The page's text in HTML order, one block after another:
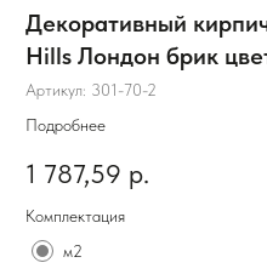
Декоративный
Hills Лондон брик
70
Артикул: 301-70-2
Подробнее
1 787,59 р.
Комплектация
м2